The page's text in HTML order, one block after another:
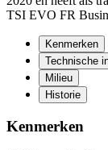
TSI EVO FR
Kenmerken
Technische
Milieu
Historie
Kenmerken